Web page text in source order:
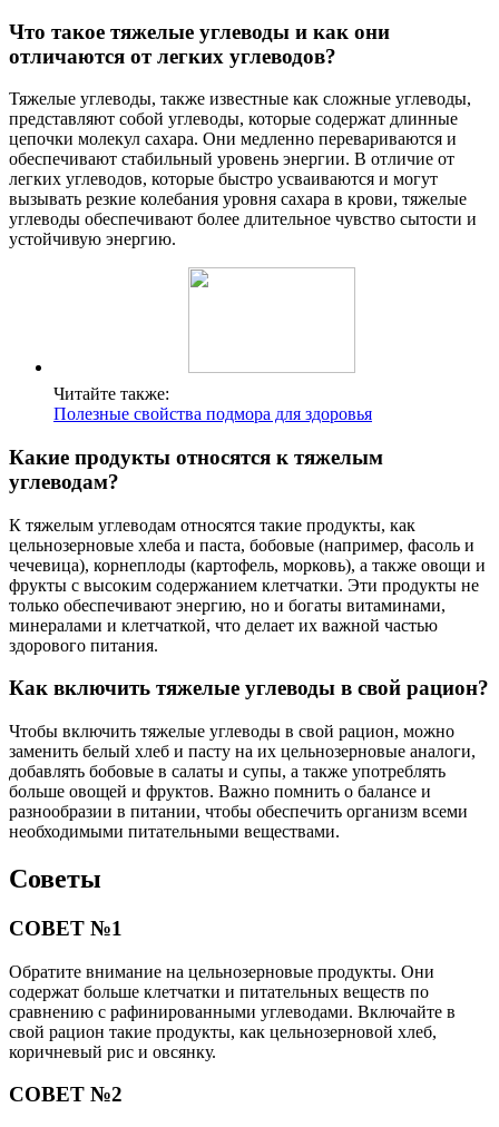
Что такое тяжелые углеводы и как они
отличаются от легких углеводов?
Тяжелые углеводы, также известные как сложные углеводы,
представляют собой углеводы, которые содержат длинные
цепочки молекул сахара. Они медленно перевариваются и
обеспечивают стабильный уровень энергии. В отличие от
легких углеводов, которые быстро усваиваются и могут
вызывать резкие колебания уровня сахара в крови, тяжелые
углеводы обеспечивают более длительное чувство сытости и
устойчивую энергию.
Читайте также:
Полезные свойства подмора для здоровья
Какие продукты относятся к тяжелым
углеводам?
К тяжелым углеводам относятся такие продукты, как
цельнозерновые хлеба и паста, бобовые (например, фасоль и
чечевица), корнеплоды (картофель, морковь), а также овощи и
фрукты с высоким содержанием клетчатки. Эти продукты не
только обеспечивают энергию, но и богаты витаминами,
минералами и клетчаткой, что делает их важной частью
здорового питания.
Как включить тяжелые углеводы в свой рацион?
Чтобы включить тяжелые углеводы в свой рацион, можно
заменить белый хлеб и пасту на их цельнозерновые аналоги,
добавлять бобовые в салаты и супы, а также употреблять
больше овощей и фруктов. Важно помнить о балансе и
разнообразии в питании, чтобы обеспечить организм всеми
необходимыми питательными веществами.
Советы
СОВЕТ №1
Обратите внимание на цельнозерновые продукты. Они
содержат больше клетчатки и питательных веществ по
сравнению с рафинированными углеводами. Включайте в
свой рацион такие продукты, как цельнозерновой хлеб,
коричневый рис и овсянку.
СОВЕТ №2